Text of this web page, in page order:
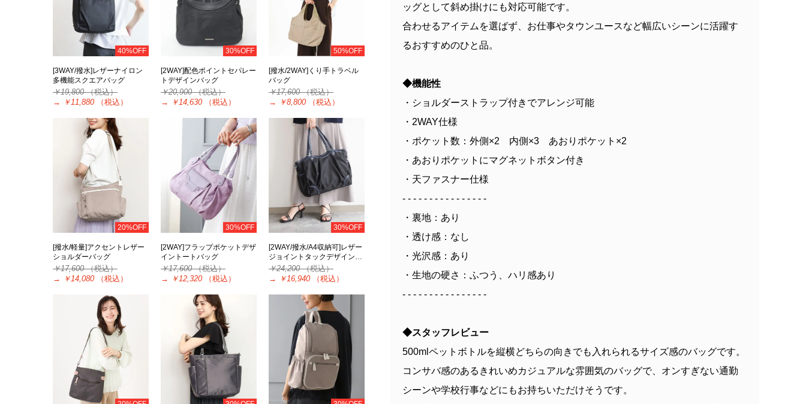
40%OFF
[3WAY/撥水]レザーナイロン
多機能スクエアバッグ
￥19,800（税込）
→
￥11,880 （税込）
30%OFF
[2WAY]配色ポイントセパレー
トデザインバッグ
￥20,900（税込）
→
￥14,630 （税込）
50%OFF
[撥水/2WAY]くり手トラベル
バッグ
￥17,600（税込）
→
￥8,800 （税込）
20%OFF
[撥水/軽量]アクセントレザー
ショルダーバッグ
￥17,600（税込）
→
￥14,080 （税込）
30%OFF
[2WAY]フラップポケットデザ
イントートバッグ
￥17,600（税込）
→
￥12,320 （税込）
30%OFF
[2WAY/撥水/A4収納可]レザー
ジョイントタックデザイン…
￥24,200（税込）
→
￥16,940 （税込）
ッグとして斜め掛けにも対応可能です。
合わせるアイテムを選ばず、お仕事やタウンユースなど幅広いシーンに活躍す
るおすすめのひと品。
◆機能性
・ショルダーストラップ付きでアレンジ可能
・2WAY仕様
・ポケット数：外側×2 内側×3 あおりポケット×2
・あおりポケットにマグネットボタン付き
・天ファスナー仕様
- - - - - - - - - - - - - - - -
・裏地：あり
・透け感：なし
・光沢感：あり
・生地の硬さ：ふつう、ハリ感あり
- - - - - - - - - - - - - - - -
◆スタッフレビュー
500mlペットボトルを縦横どちらの向きでも入れられるサイズ感のバッグです。
コンサバ感のあるきれいめカジュアルな雰囲気のバッグで、オンすぎない通勤
シーンや学校行事などにもお持ちいただけそうです。